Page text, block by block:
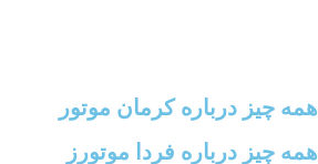
چیز درباره کرمان موتور
چیز درباره فردا موتورز